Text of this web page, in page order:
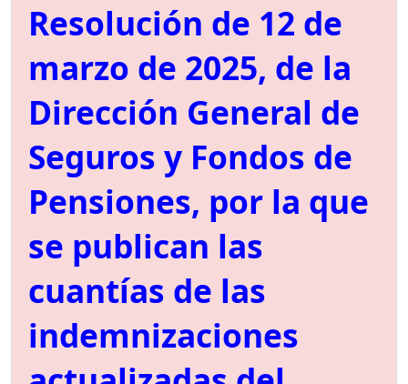
Resolución de 12 de
marzo de 2025, de la
Dirección General de
Seguros y Fondos de
Pensiones, por la que
se publican las
cuantías de las
indemnizaciones